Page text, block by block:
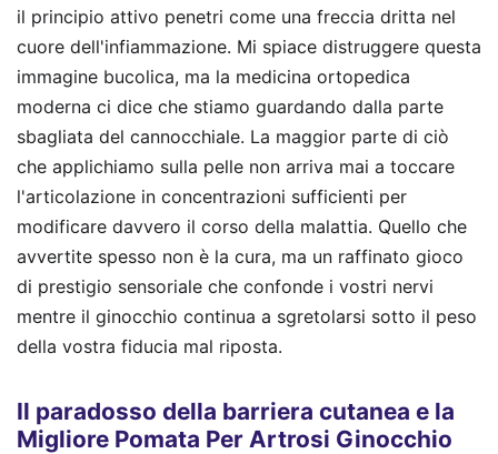
il principio attivo penetri come una freccia dritta nel
cuore dell'infiammazione. Mi spiace distruggere questa
immagine bucolica, ma la medicina ortopedica
moderna ci dice che stiamo guardando dalla parte
sbagliata del cannocchiale. La maggior parte di ciò
che applichiamo sulla pelle non arriva mai a toccare
l'articolazione in concentrazioni sufficienti per
modificare davvero il corso della malattia. Quello che
avvertite spesso non è la cura, ma un raffinato gioco
di prestigio sensoriale che confonde i vostri nervi
mentre il ginocchio continua a sgretolarsi sotto il peso
della vostra fiducia mal riposta.
Il paradosso della barriera cutanea e la
Migliore Pomata Per Artrosi Ginocchio